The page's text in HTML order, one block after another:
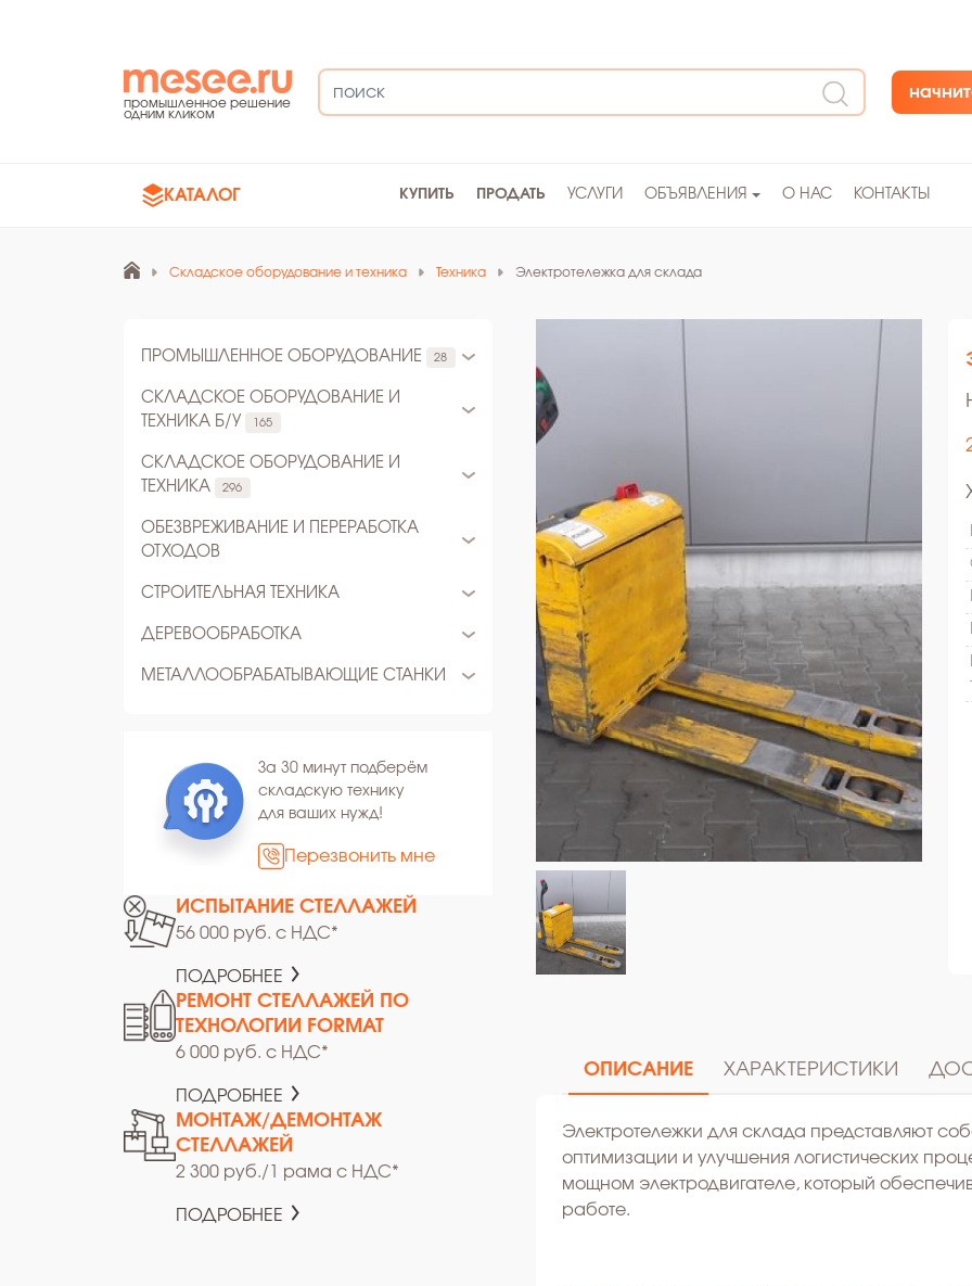
промышленное решение
одним кликом
КАТАЛОГ КУПИТЬ ПРОДАТЬ УСЛУГИ ОБЪЯВЛЕНИЯ О НАС КОНТАКТЫ
Складское оборудование и техника Техника Электротележка для склада
ПРОМЫШЛЕННОЕ ОБОРУДОВАНИЕ 28
СКЛАДСКОЕ ОБОРУДОВАНИЕ И
ТЕХНИКА Б/У
165
СКЛАДСКОЕ ОБОРУДОВАНИЕ И
ТЕХНИКА
296
ОБЕЗВРЕЖИВАНИЕ И ПЕРЕРАБОТКА
ОТХОДОВ
СТРОИТЕЛЬНАЯ ТЕХНИКА
ДЕРЕВООБРАБОТКА
МЕТАЛЛООБРАБАТЫВАЮЩИЕ СТАНКИ
За 30 минут подберём
складскую технику
для ваших нужд!
Перезвонить мне
ИСПЫТАНИЕ СТЕЛЛАЖЕЙ
56 000 руб. с НДС*
ПОДРОБНЕЕ
РЕМОНТ СТЕЛЛАЖЕЙ ПО
ТЕХНОЛОГИИ FORMAT
6 000 руб. с НДС*
ПОДРОБНЕЕ
МОНТАЖ/ДЕМОНТАЖ
СТЕЛЛАЖЕЙ
2 300 руб./1 рама с НДС*
ПОДРОБНЕЕ
ОПИСАНИЕ ХАРАКТЕРИСТИКИ
Электротележки для склада представляют
оптимизации и улучшения логистических
мощном электродвигателе, который
работе.